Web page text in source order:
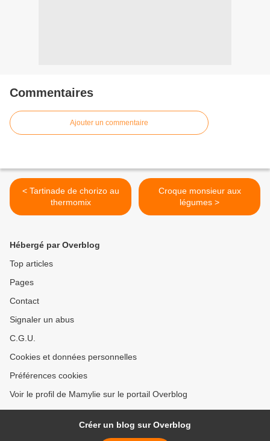
Commentaires
Ajouter un commentaire
< Tartinade de chorizo au
thermomix
Croque monsieur aux
légumes >
Hébergé par Overblog
Top articles
Pages
Contact
Signaler un abus
C.G.U.
Cookies et données personnelles
Préférences cookies
Voir le profil de Mamylie sur le portail Overblog
Créer un blog sur Overblog